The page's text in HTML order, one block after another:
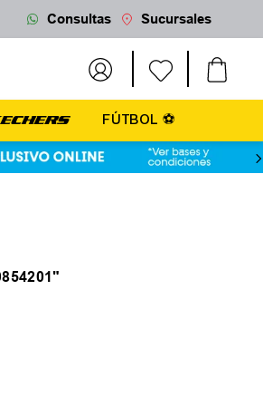
Consultas Sucursales
FÚTBOL ⚽
"